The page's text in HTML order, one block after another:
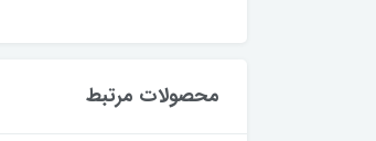
محصولات مرتبط